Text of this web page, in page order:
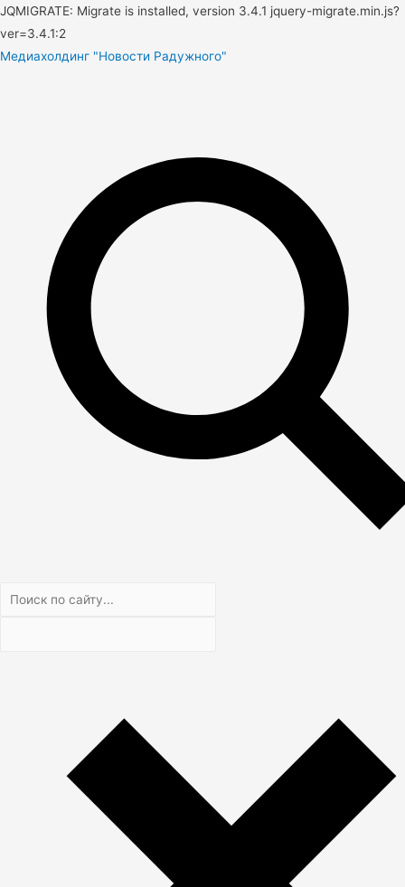
JQMIGRATE: Migrate is installed, version 3.4.1 jquery-migrate.min.js?
ver=3.4.1:2
Медиахолдинг "Новости Радужного"